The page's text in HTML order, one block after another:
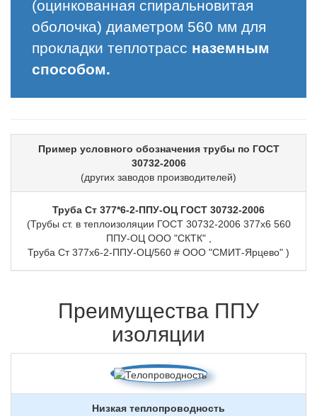
(оцинкованная спиральновитая
оболочка) диаметром 560 мм для
прокладки теплотрасс наземным
способом.
Пример условного обозначения трубы по ГОСТ
30732-2006
(других заводов производителей)
Труба Ст 377*6-2-ППУ-ОЦ ГОСТ 30732-2006
(Трубы ст. в теплоизоляции ГОСТ 30732-2006 377х6 560
ППУ-ОЦ ООО "СКТК" ,
Труба Ст 377х6-2-ППУ-ОЦ/560 # ООО "СМИТ-Ярцево" )
Преимущества ППУ
изоляции
Низкая теплопроводность